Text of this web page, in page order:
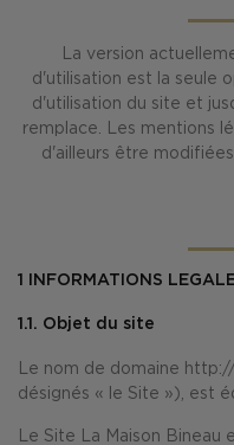
La version
d'utilisation est la seule
d'utilisation du site et
remplace. Les mentions
d'ailleurs être
1 INFORMATIONS
1.1. Objet du site
Le nom de domaine
désignés « le Site »), est
Le Site La Maison